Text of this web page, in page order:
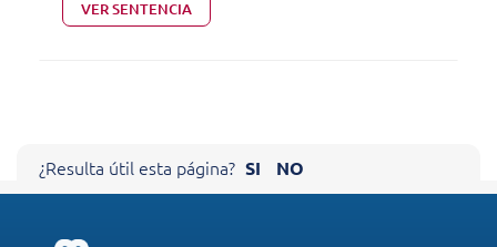
VER SENTENCIA
¿Resulta útil esta página? SI NO
AYÚDENOS A MEJORAR NUESTRO